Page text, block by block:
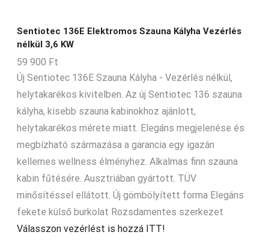
14-18-m3
15-16-m3
15-17-m3
15-20-m3
15-26-m3
15-28-m3
15-30-m3
16-17-m3
17-18-m3
17-29-m3
Sentiotec 136E Elektromos Szauna Kályha Vezérlés
nélkül 3,6 KW
59 900 Ft
Új Sentiotec 136E Szauna Kályha - Vezérlés nélkül,
helytakarékos kivitelben. Az új Sentiotec 136 szauna
kályha, kisebb szauna kabinokhoz ajánlott,
helytakarékos mérete miatt. Elegáns megjelenése és
megbízható származása a garancia egy igazán
kellemes wellness élményhez. Alkalmas finn szauna
kabin fűtésére. Ausztriában gyártott. TÜV
minősítéssel ellátott. Új gömbölyített forma Elegáns
fekete külső burkolat Rozsdamentes szerkezet
Válasszon vezérlést is hozzá ITT!